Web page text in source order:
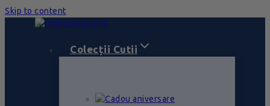
Skip to content
Colecții Cutii